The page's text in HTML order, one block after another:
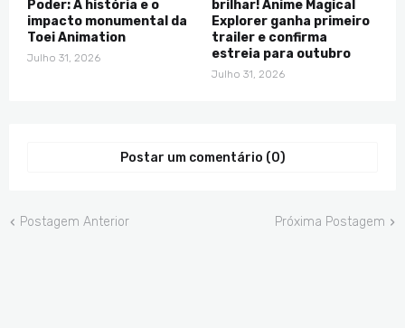
Poder: A história e o
impacto monumental da
Toei Animation
Julho 31, 2026
brilhar! Anime Magical
Explorer ganha primeiro
trailer e confirma
estreia para outubro
Julho 31, 2026
Postar um comentário (0)
Postagem Anterior Próxima Postagem